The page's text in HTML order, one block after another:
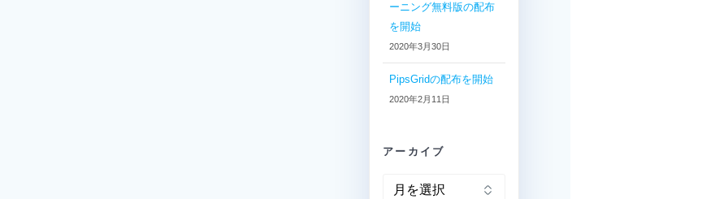
ーニング無料版の配布
を開始
2020年3月30日
PipsGridの配布を開始
2020年2月11日
アーカイブ